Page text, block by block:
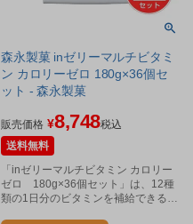
森永製菓 inゼリーマルチビタミ
ン カロリーゼロ 180g×36個セ
ット - 森永製菓
販売価格 ¥8,748税込
送料無料
「inゼリーマルチビタミン カロリー
ゼロ 180g×36個セット」は、12種
類の1日分のビタミンを補給できるカ